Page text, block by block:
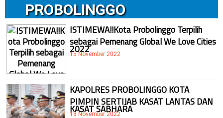
PROBOLINGGO
ISTIMEWA!!Kota Probolinggo Terpilih
sebagai Pemenang Global We Love Cities
2022
15 November 2022
KAPOLRES PROBOLINGGO KOTA
PIMPIN SERTIJAB KASAT LANTAS DAN
KASAT SABHARA
18 November 2022